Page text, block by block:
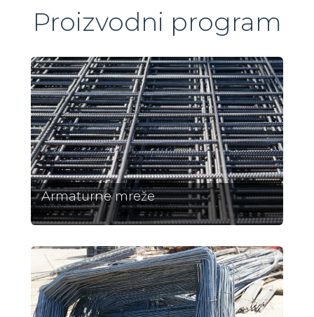
Proizvodni program
Armaturne mreže